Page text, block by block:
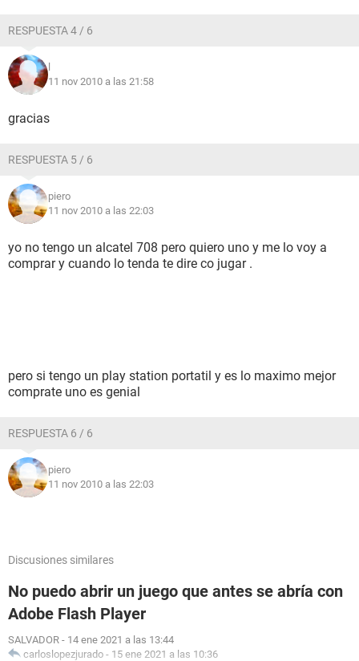
RESPUESTA 4 / 6
11 nov 2010 a las 21:58
gracias
RESPUESTA 5 / 6
piero
11 nov 2010 a las 22:03
yo no tengo un alcatel 708 pero quiero uno y me lo voy a
comprar y cuando lo tenda te dire co jugar .
pero si tengo un play station portatil y es lo maximo mejor
comprate uno es genial
RESPUESTA 6 / 6
piero
11 nov 2010 a las 22:03
Discusiones similares
No puedo abrir un juego que antes se abría con
Adobe Flash Player
SALVADOR - 14 ene 2021 a las 13:44
carloslopezjurado - 15 ene 2021 a las 10:36